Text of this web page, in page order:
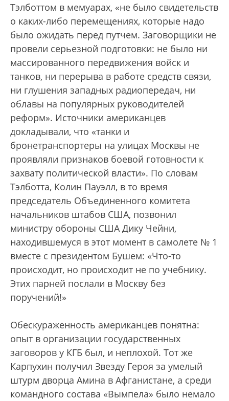
Тэлботтом в мемуарах, «не было свидетельств
о каких-либо перемещениях, которые надо
было ожидать перед путчем. Заговорщики не
провели серьезной подготовки: не было ни
массированного передвижения войск и
танков, ни перерыва в работе средств связи,
ни глушения западных радиопередач, ни
облавы на популярных руководителей
реформ». Источники американцев
докладывали, что «танки и
бронетранспортеры на улицах Москвы не
проявляли признаков боевой готовности к
захвату политической власти». По словам
Тэлботта, Колин Пауэлл, в то время
председатель Объединенного комитета
начальников штабов США, позвонил
министру обороны США Дику Чейни,
находившемуся в этот момент в самолете № 1
вместе с президентом Бушем: «Что-то
происходит, но происходит не по учебнику.
Этих парней послали в Москву без
поручений!»
Обескураженность американцев понятна:
опыт в организации государственных
заговоров у КГБ был, и неплохой. Тот же
Карпухин получил Звезду Героя за умелый
штурм дворца Амина в Афганистане, а среди
командного состава «Вымпела» было немало